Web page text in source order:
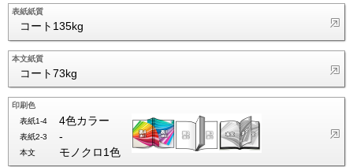
表紙紙質
コート135kg
本文紙質
コート73kg
印刷色
表紙1-4
4色カラー
表紙2-3 -
本文 モノクロ1色